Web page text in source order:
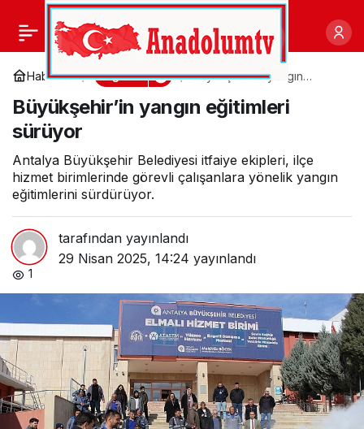
Haberler Eğitim
Büyükşehir’in yangın
Büyükşehir’in yangın eğitimleri
sürüyor
Antalya Büyükşehir Belediyesi itfaiye ekipleri, ilçe
hizmet birimlerinde görevli çalışanlara yönelik yangın
eğitimlerini sürdürüyor.
tarafından yayınlandı
29 Nisan 2025, 14:24 yayınlandı
1
EÜ’den özel gereksinimli
bireylere yönelik yapay
zeka destekli dijital
projeler
Paylaş